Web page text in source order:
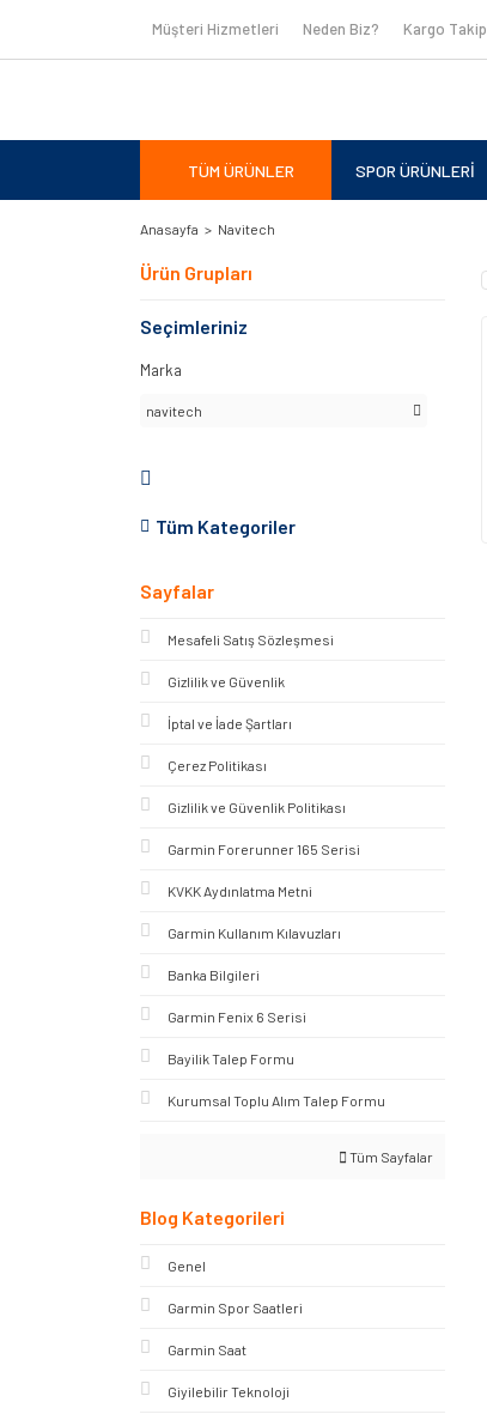
Müşteri Hizmetleri Neden Biz? Kargo Takip
TÜM ÜRÜNLER SPOR ÜRÜNLERİ
Anasayfa Navitech
Ürün Grupları
Seçimleriniz
Marka
navitech
Tüm Kategoriler
Sayfalar
Mesafeli Satış Sözleşmesi
Gizlilik ve Güvenlik
İptal ve İade Şartları
Çerez Politikası
Gizlilik ve Güvenlik Politikası
Garmin Forerunner 165 Serisi
KVKK Aydınlatma Metni
Garmin Kullanım Kılavuzları
Banka Bilgileri
Garmin Fenix 6 Serisi
Bayilik Talep Formu
Kurumsal Toplu Alım Talep Formu
Tüm Sayfalar
Blog Kategorileri
Genel
Garmin Spor Saatleri
Garmin Saat
Giyilebilir Teknoloji